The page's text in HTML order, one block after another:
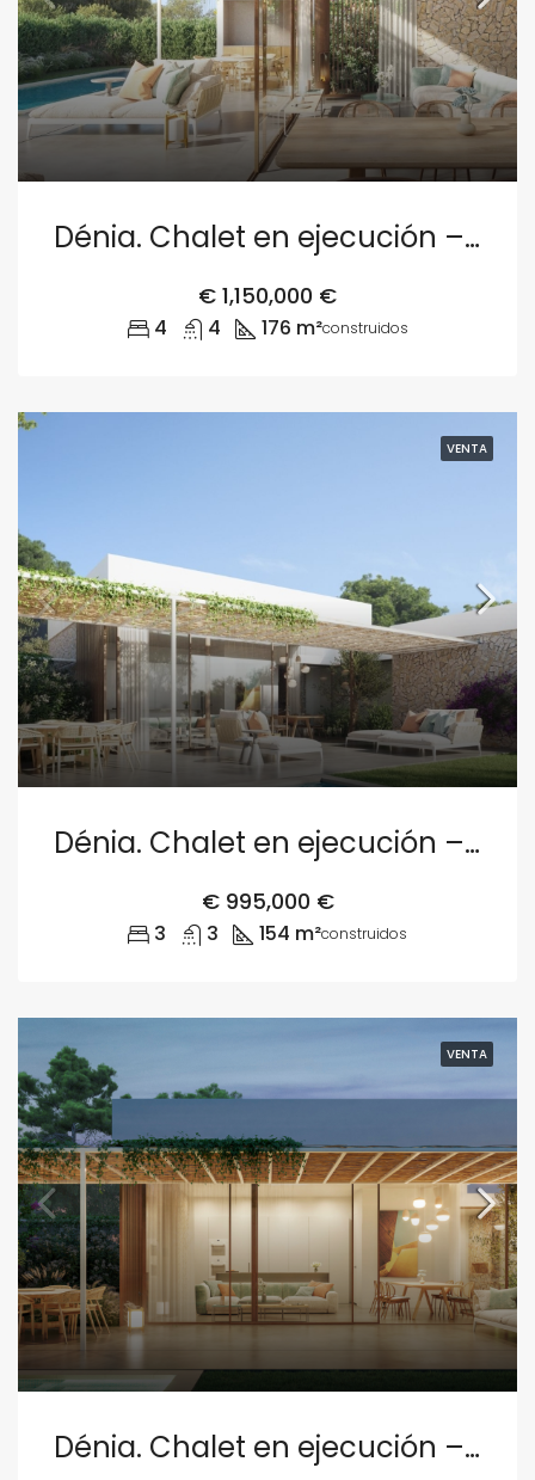
Dénia. Chalet en ejecución – Parcela 3
€ 1,150,000 €
4 4 176 m²construidos
VENTA
Dénia. Chalet en ejecución – Parcela 2
€995,000 €
3 3 154 m²construidos
VENTA
Dénia. Chalet en ejecución – Parcela 1